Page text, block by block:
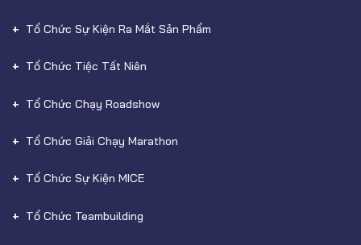
Tổ Chức Sự Kiện Ra Mắt Sản Phẩm
Tổ Chức Tiệc Tất Niên
Tổ Chức Chạy Roadshow
Tổ Chức Giải Chạy Marathon
Tổ Chức Sự Kiện MICE
Tổ Chức Teambuilding